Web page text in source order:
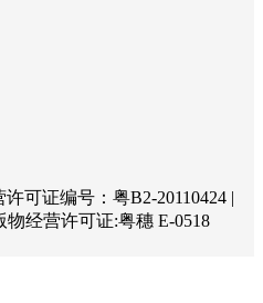
可证编号：粤B2-20110424
物经营许可证:粤穗 E-0518